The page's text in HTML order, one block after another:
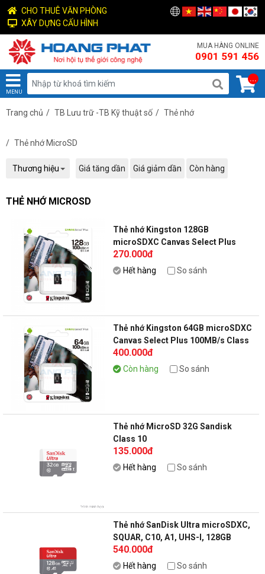
CHO THUÊ VĂN PHÒNG
XÂY DỰNG CẤU HÌNH
MUA HÀNG ONLINE
0901 591 456
MENU
...
Trang chủ / TB Lưu trữ -TB Kỹ thuật số / Thẻ nhớ
/ Thẻ nhớ MicroSD
Thương hiệu Giá tăng dần Giá giảm dần Còn hàng
THẺ NHỚ MICROSD
Thẻ nhớ Kingston 128GB
microSDXC Canvas Select Plus
100MB/s Class 10 -
SDCS2/128GBSP
270.000đ
Hết hàng So sánh
Thẻ nhớ Kingston 64GB microSDXC
Canvas Select Plus 100MB/s Class
10 - SDCS2/64GBSP
400.000đ
Còn hàng So sánh
Thẻ nhớ MicroSD 32G Sandisk
Class 10
135.000đ
Hết hàng So sánh
Thẻ nhớ SanDisk Ultra microSDXC,
SQUAR, C10, A1, UHS-I, 128GB
(100MB/s R)
540.000đ
Hết hàng So sánh